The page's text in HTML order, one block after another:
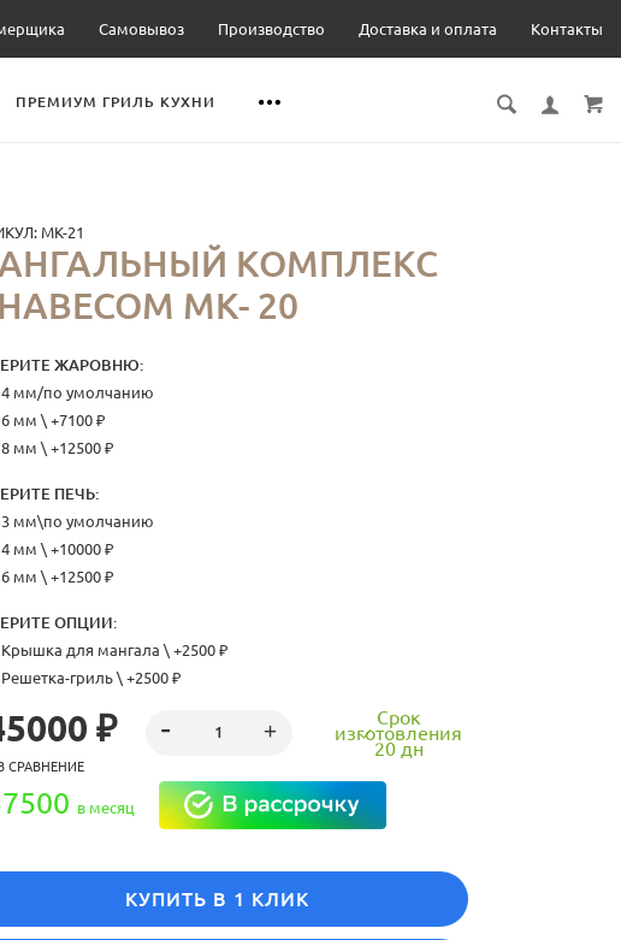
Самовывоз Производство Доставка и оплата Контакты
ПРЕМИУМ ГРИЛЬ КУХНИ
МК-21
КОМПЛЕКС
МК- 20
ЖАРОВНЮ:
4 мм/по умолчанию
6 мм \ +7100 ₽
8 мм \ +12500 ₽
ПЕЧЬ:
3 мм\по умолчанию
4 мм \ +10000 ₽
6 мм \ +12500 ₽
ОПЦИИ:
Крышка для мангала \ +2500 ₽
Решетка-гриль \ +2500 ₽
₽
СРАВНЕНИЕ
Срок
изготовления
20 дн
в месяц
КУПИТЬ В 1 КЛИК